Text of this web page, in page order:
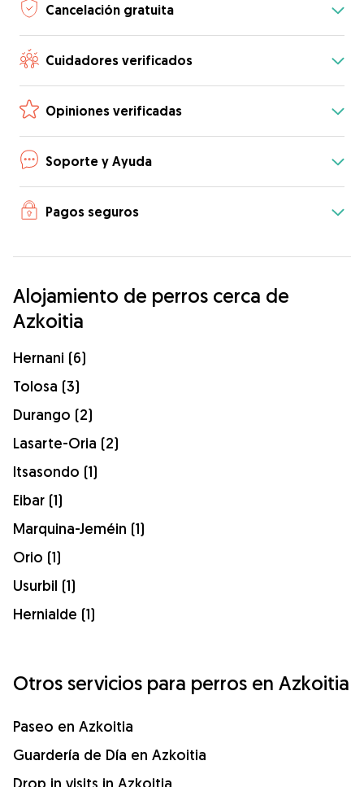
Cancelación gratuita
Cuidadores verificados
Opiniones verificadas
Soporte y Ayuda
Pagos seguros
Alojamiento de perros cerca de
Azkoitia
Hernani (6)
Tolosa (3)
Durango (2)
Lasarte-Oria (2)
Itsasondo (1)
Eibar (1)
Marquina-Jeméin (1)
Orio (1)
Usurbil (1)
Hernialde (1)
Otros servicios para perros en Azkoitia
Paseo en Azkoitia
Guardería de Día en Azkoitia